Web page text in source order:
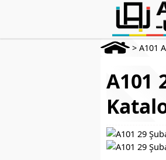
> A101
A101